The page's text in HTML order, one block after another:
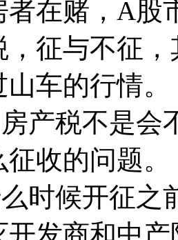
者在赌，A股
，征与不征
车的行情。
产税不是会
收的问题。
时候开征之